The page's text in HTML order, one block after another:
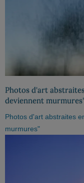
Photos d'art
deviennent
Photos d'art abstraites
murmures"